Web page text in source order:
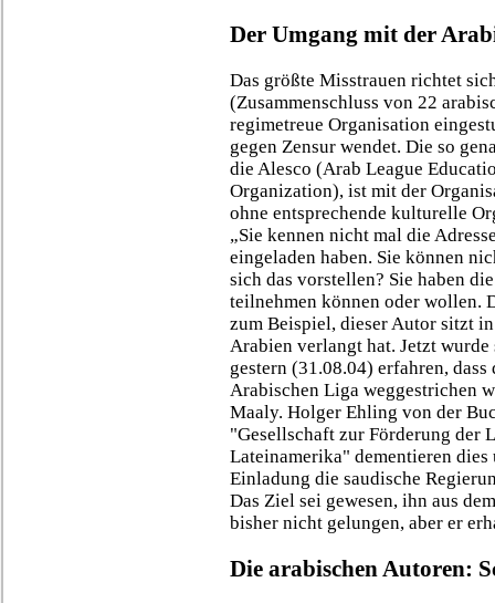
Der Umgang mit der
Das größte Misstrauen richtet
(Zusammenschluss von 22
regimetreue Organisation
gegen Zensur wendet. Die so
die Alesco (Arab League
Organization), ist mit der
ohne entsprechende kulturelle
„Sie kennen nicht mal die
eingeladen haben. Sie können
sich das vorstellen? Sie haben
teilnehmen können oder wollen.
zum Beispiel, dieser Autor sitzt
Arabien verlangt hat. Jetzt
gestern (31.08.04) erfahren,
Arabischen Liga weggestrichen
Maaly. Holger Ehling von der
"Gesellschaft zur Förderung der
Lateinamerika" dementieren dies
Einladung die saudische
Das Ziel sei gewesen, ihn aus
bisher nicht gelungen, aber er
Die arabischen Autoren: